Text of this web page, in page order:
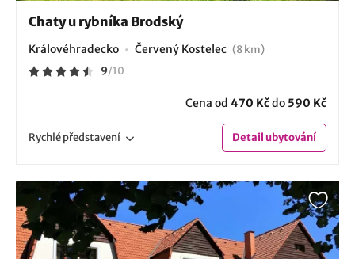
Chaty u rybníka Brodský
Královéhradecko Červený Kostelec (8 km)
9/10
Cena od 470 Kčdo 590 Kč
Rychlépředstavení Detailubytování